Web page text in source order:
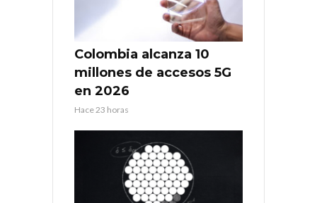
Colombia alcanza 10
millones de accesos 5G
en 2026
Hace 23 horas